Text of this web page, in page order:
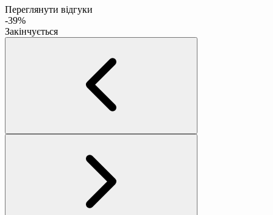
Переглянути відгуки
-39%
Закінчується